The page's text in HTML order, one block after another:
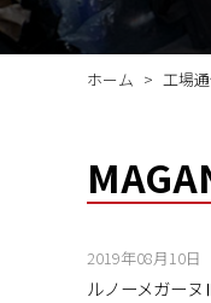
ます。
ホーム 工場
2019年08月10日
ルノーメガー